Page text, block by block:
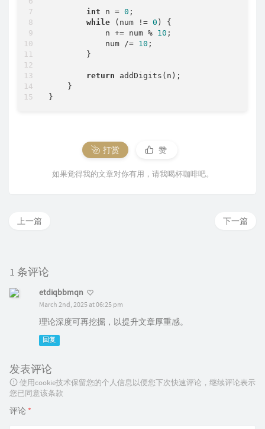
int n = 0 ;
while (num != 0 ) {
            n += num %
10 ;
            num /=
10 ;
        }
return addDigits(n);
    }
打赏 赞
如果觉得我的文章对你有用，请我喝杯咖啡吧。
下一篇
上一篇
1 条评论
etdiqbbmqn
March 2nd, 2025 at 06:25 pm
理论深度可再挖掘，以提升文章厚重感。
回复
发表评论
使用cookie技术保留您的个人信息以便您下次快速评论，继续评论表示
您已同意该条款
评论 *